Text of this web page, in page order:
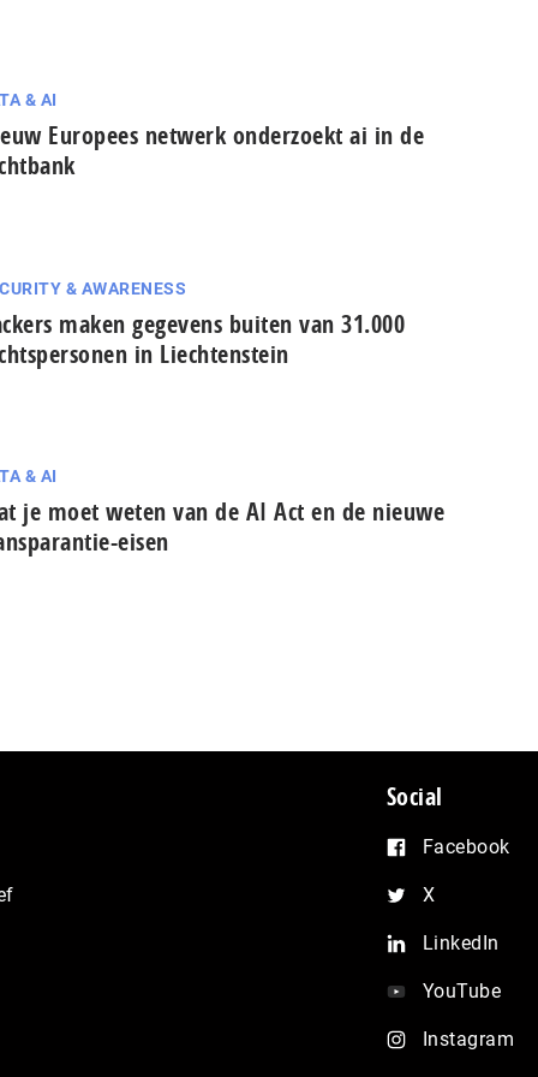
& AI
Europees netwerk onderzoekt ai in de
& AWARENESS
maken gegevens buiten van 31.000
in Liechtenstein
& AI
je moet weten van de AI Act en de nieuwe
eisen
Social
Facebook
X
LinkedIn
YouTube
Instagram